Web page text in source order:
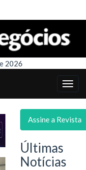
2026
Assine a Revista
Últimas
Notícias